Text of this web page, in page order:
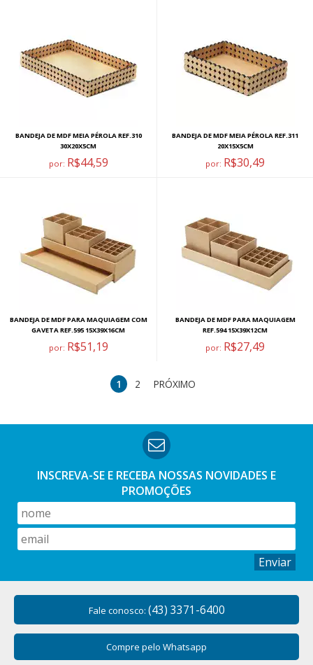
BANDEJA DE MDF MEIA PÉROLA REF.310
30X20X5CM
por: R$44,59
BANDEJA DE MDF MEIA PÉROLA REF.311
20X15X5CM
por: R$30,49
BANDEJA DE MDF PARA MAQUIAGEM COM
GAVETA REF.595 15X39X16CM
por: R$51,19
BANDEJA DE MDF PARA MAQUIAGEM
REF.594 15X39X12CM
por: R$27,49
1 2 PRÓXIMO
INSCREVA-SE E RECEBA NOSSAS NOVIDADES E
PROMOÇÕES
Enviar
Fale conosco: (43) 3371-6400
Compre pelo Whatsapp